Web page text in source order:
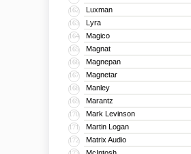
162 Luxman
163 Lyra
164 Magico
165 Magnat
166 Magnepan
167 Magnetar
168 Manley
169 Marantz
170 Mark Levinson
171 Martin Logan
172 Matrix Audio